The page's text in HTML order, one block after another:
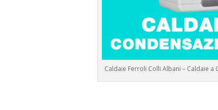
Caldaie Ferroli Colli Albani – Caldaie a